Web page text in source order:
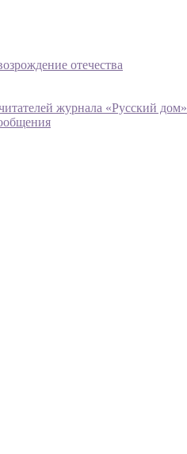
отечества
журнала «Русский дом»